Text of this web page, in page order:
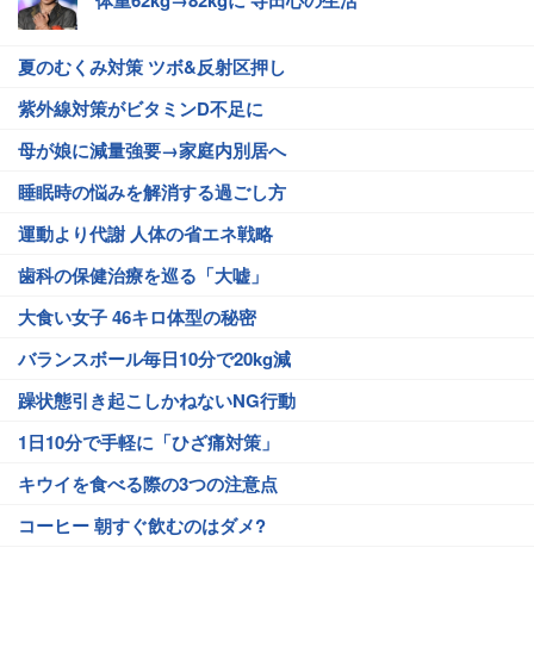
夏のむくみ対策 ツボ&反射区押し
紫外線対策がビタミンD不足に
母が娘に減量強要→家庭内別居へ
睡眠時の悩みを解消する過ごし方
運動より代謝 人体の省エネ戦略
歯科の保健治療を巡る「大嘘」
大食い女子 46キロ体型の秘密
バランスボール毎日10分で20kg減
躁状態引き起こしかねないNG行動
1日10分で手軽に「ひざ痛対策」
キウイを食べる際の3つの注意点
コーヒー 朝すぐ飲むのはダメ?